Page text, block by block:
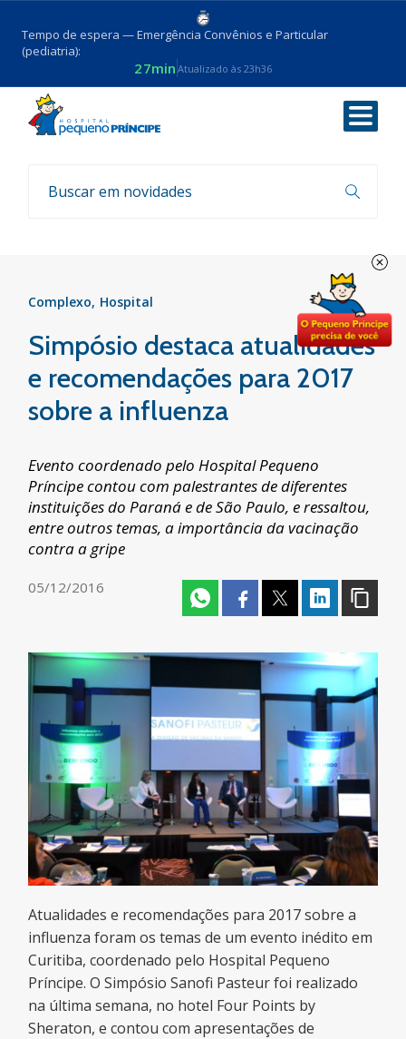
Tempo de espera — Emergência Convênios e Particular
(pediatria):
27min Atualizado às 23h36
Voltar
Notícias
Complexo Hospital
Simpósio destaca atualidades
e recomendações para 2017
sobre a influenza
Evento coordenado pelo Hospital Pequeno
Príncipe contou com palestrantes de diferentes
instituições do Paraná e de São Paulo, e ressaltou,
entre outros temas, a importância da vacinação
contra a gripe
05/12/2016
Atualidades e recomendações para 2017 sobre a
influenza foram os temas de um evento inédito em
Curitiba, coordenado pelo Hospital Pequeno
Príncipe. O Simpósio Sanofi Pasteur foi realizado
na última semana, no hotel Four Points by
Sheraton, e contou com apresentações de